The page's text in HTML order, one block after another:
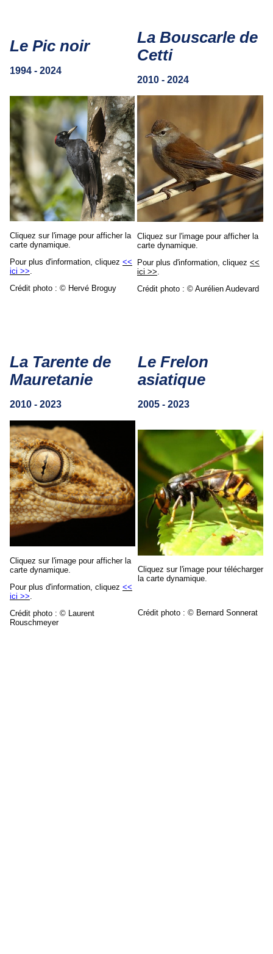
Le Pic noir
1994 - 2024
La Bouscarle de
Cetti
2010 - 2024
Cliquez sur l'image pour afficher la
carte dynamique.
Pour plus d'information, cliquez <<
ici >>
Crédit photo : © Hervé Broguy
Cliquez sur l'image pour afficher la
carte dynamique.
Pour plus d'information, cliquez <<
ici >>
Crédit photo : © Aurélien Audevard
La Tarente de
Mauretanie
2010 - 2023
Le Frelon
asiatique
2005 - 2023
Cliquez sur l'image pour afficher la
carte dynamique.
Pour plus d'information, cliquez <<
ici >>.
Crédit photo : © Laurent
Rouschmeyer
Cliquez sur l'image pour télécharger
la carte dynamique.
Crédit photo : © Bernard Sonnerat